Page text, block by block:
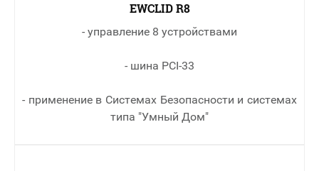
EWCLID R8
- управление 8 устройствами
- шина PCI-33
- применение в Cистемах Безопасности и системах
типа "Умный Дом"